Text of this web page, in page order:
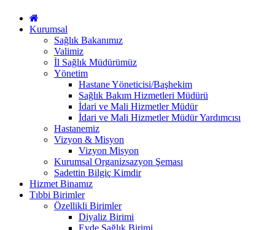
Kurumsal
Sağlık Bakanımız
Valimiz
İl Sağlık Müdürümüz
Yönetim
Hastane Yöneticisi/Başhekim
Sağlık Bakım Hizmetleri Müdürü
İdari ve Mali Hizmetler Müdür
İdari ve Mali Hizmetler Müdür Yardımcısı
Hastanemiz
Vizyon & Misyon
Vizyon Misyon
Kurumsal Organizsazyon Şeması
Sadettin Bilgiç Kimdir
Hizmet Binamız
Tıbbi Birimler
Özellikli Birimler
Diyaliz Birimi
Evde Sağlık Birimi